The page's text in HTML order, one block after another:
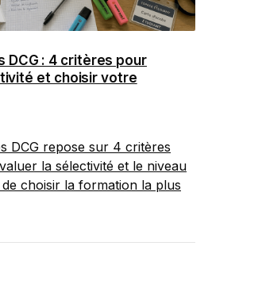
DCG : 4 critères pour
et choisir votre
DCG repose sur 4 critères
la sélectivité et le niveau
choisir la formation la plus